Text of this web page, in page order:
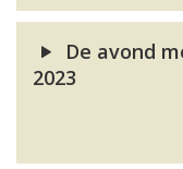
De avond
2023